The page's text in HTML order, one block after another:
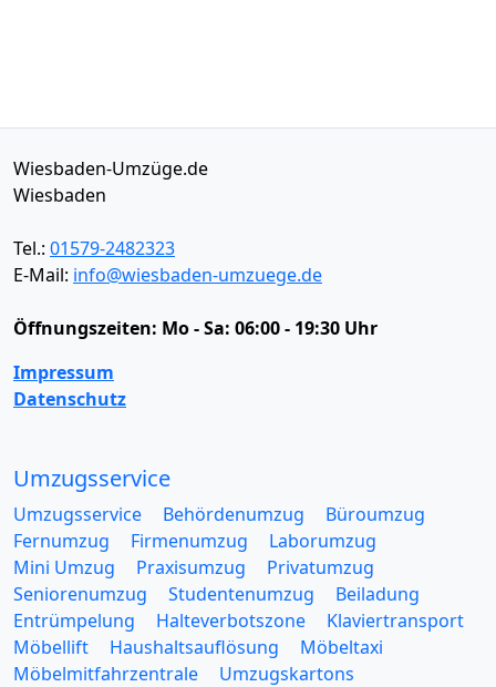
Wiesbaden-Umzüge.de
Wiesbaden
Tel.: 01579-2482323
E-Mail: info@wiesbaden-umzuege.de
Öffnungszeiten: Mo - Sa: 06:00 - 19:30 Uhr
Impressum
Datenschutz
Umzugsservice
Umzugsservice Behördenumzug
Büroumzug
Fernumzug
Firmenumzug
Laborumzug
Mini Umzug
Praxisumzug
Privatumzug
Seniorenumzug
Studentenumzug
Beiladung
Entrümpelung
Halteverbotszone
Klaviertransport
Möbellift
Haushaltsauflösung
Möbeltaxi
Möbelmitfahrzentrale
Umzugskartons